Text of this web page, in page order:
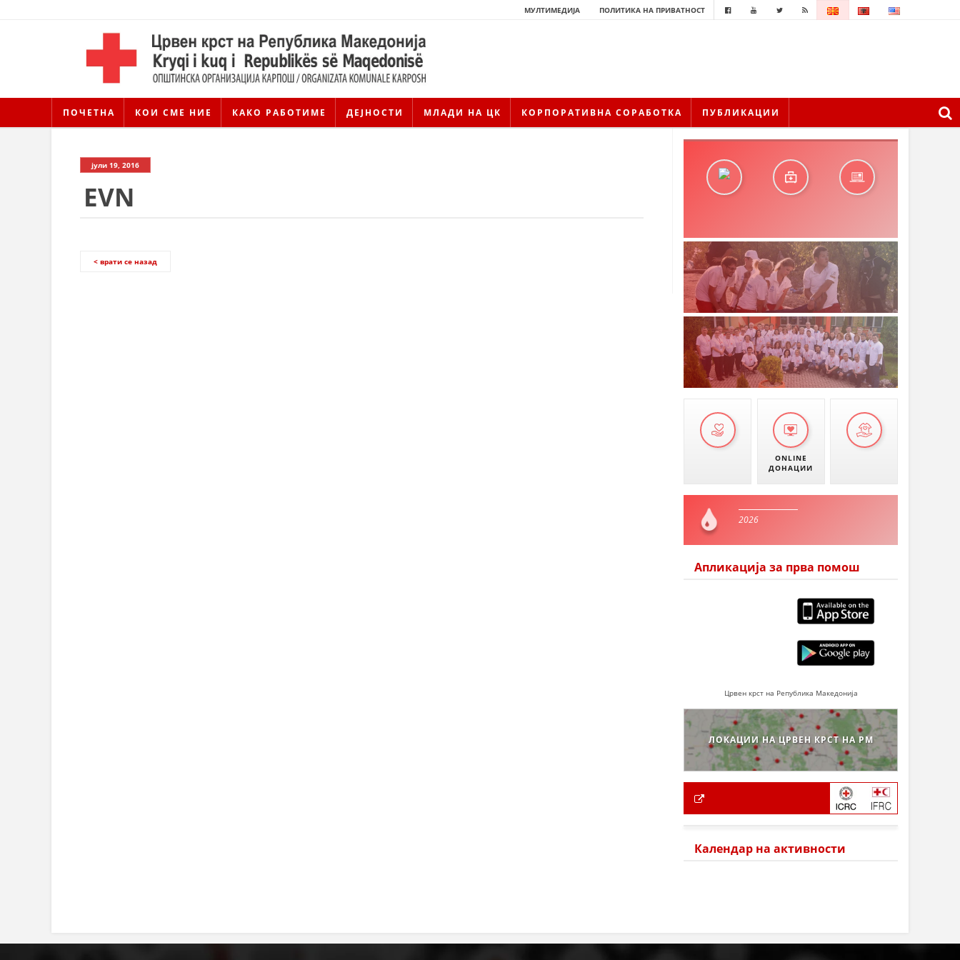
МУЛТИМЕДИЈА ПОЛИТИКА НА ПРИВАТНОСТ
ПОЧЕТНА КОИ СМЕ НИЕ КАКО РАБОТИМЕ ДЕЈНОСТИ МЛАДИ НА ЦК КОРПОРАТИВНА СОРАБОТКА ПУБЛИКАЦИИ
јули 19, 2016
EVN
< врати се назад
ONLINE
ДОНАЦИИ
2026
Апликација за прва помош
Црвен крст на Република Македонија
ЛОКАЦИИ НА ЦРВЕН КРСТ НА РМ
Календар на активности